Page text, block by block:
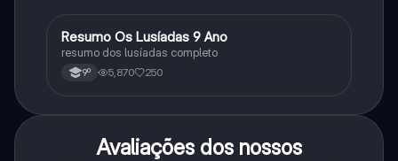
Português
Resumo Os Lusíadas 9 Ano
resumo dos lusíadas completo
9º 5,870 250
Avaliações dos nossos